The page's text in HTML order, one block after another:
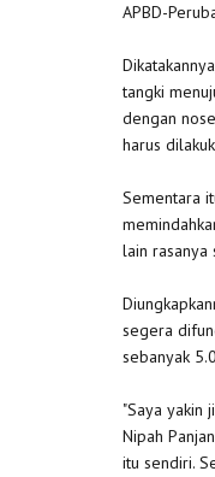
APBD-
tangki
dengan
harus
Sementara
lain rasanya
segera
sebanyak
"Saya yakin
Nipah
itu sendiri.